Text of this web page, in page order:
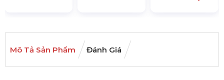
Mô Tả Sản Phẩm Đánh Giá